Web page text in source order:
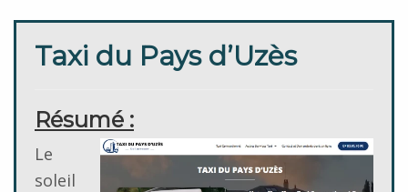
Taxi du Pays d’Uzès
Résumé :
Le
soleil